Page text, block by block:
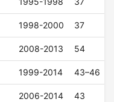
1998-2000 37
2008-2013 54
1999-2014 43–46
2006-2014 43